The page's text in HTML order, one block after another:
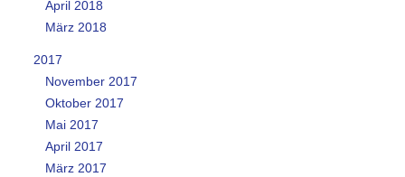
April 2018
März 2018
2017
November 2017
Oktober 2017
Mai 2017
April 2017
März 2017